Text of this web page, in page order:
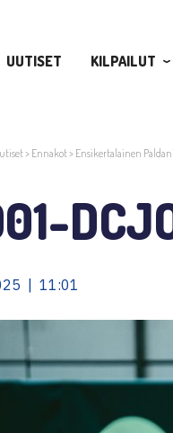
UUTISET
KILPAILUT
> Ennakot> Ensikertalainen
| 11:01